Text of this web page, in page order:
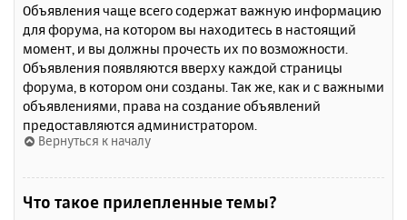
Объявления чаще всего содержат важную информацию
для форума, на котором вы находитесь в настоящий
момент, и вы должны прочесть их по возможности.
Объявления появляются вверху каждой страницы
форума, в котором они созданы. Так же, как и с важными
объявлениями, права на создание объявлений
предоставляются администратором.
Вернуться к началу
Что такое прилепленные темы?